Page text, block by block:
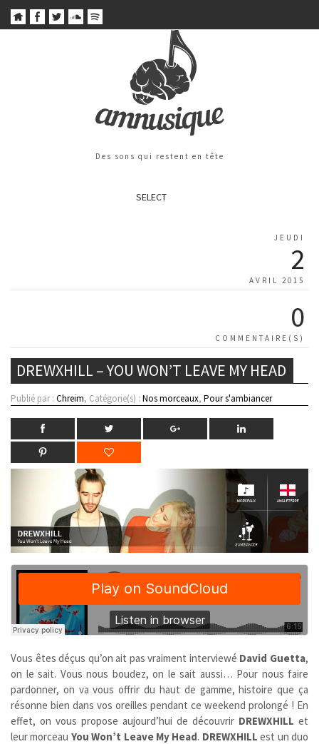
Des sons qui restent en tête
SELECT
JEUDI
2
AVRIL 2015
0
COMMENTAIRE(S)
DREWXHILL – YOU WON’T LEAVE MY HEAD
Publié par : Chreim, Catégorie(s) : Nos morceaux, Pour s'ambiancer
Vous êtes déçus qu’on ait pas vraiment interviewé David Guetta,
on le sait. Vous nous boudez, on le sait aussi… Pour nous faire
pardonner, on va vous offrir du haut de gamme, histoire que ça
résonne bien dans vos oreilles pendant ce weekend prolongé ! En
effet, on vous propose aujourd’hui de découvrir DREWXHILL et
leur morceau You Won’t Leave My Head. DREWXHILL est un duo